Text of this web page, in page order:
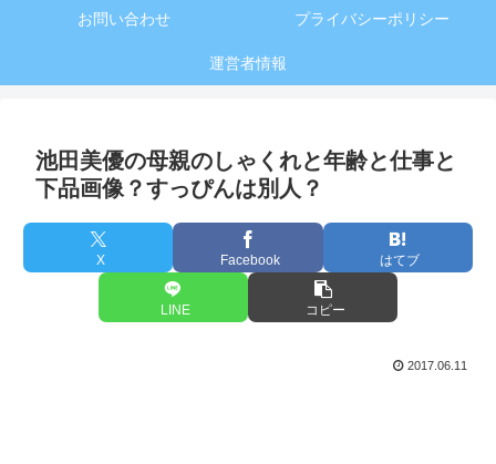
お問い合わせ プライバシーポリシー
運営者情報
池田美優の母親のしゃくれと年齢と仕事と
下品画像？すっぴんは別人？
X Facebook はてブ
LINE コピー
2017.06.11